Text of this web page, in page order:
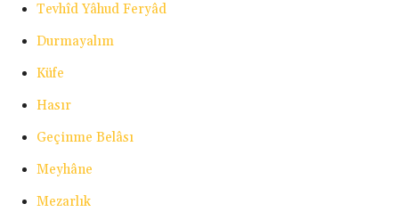
Tevhîd Yâhud Feryâd
Durmayalım
Küfe
Hasır
Geçinme Belâsı
Meyhâne
Mezarlık